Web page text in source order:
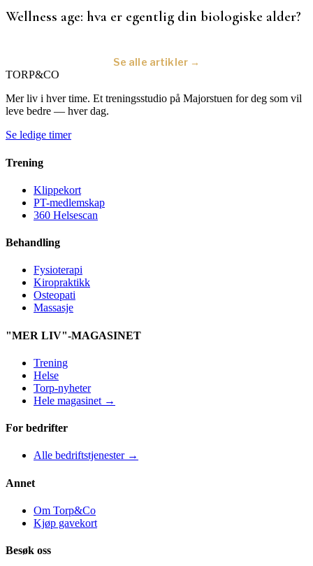
Wellness age: hva er egentlig din biologiske alder?
Se alle artikler →
TORP&CO
Mer liv i hver time. Et treningsstudio på Majorstuen for deg som vil
leve bedre — hver dag.
Se ledige timer
Trening
Klippekort
PT-medlemskap
360 Helsescan
Behandling
Fysioterapi
Kiropraktikk
Osteopati
Massasje
"MER LIV"-MAGASINET
Trening
Helse
Torp-nyheter
Hele magasinet →
For bedrifter
Alle bedriftstjenester →
Annet
Om Torp&Co
Kjøp gavekort
Besøk oss